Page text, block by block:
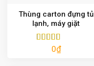
Thùng carton đựng tủ
lạnh, máy giặt
Được xếp
0₫